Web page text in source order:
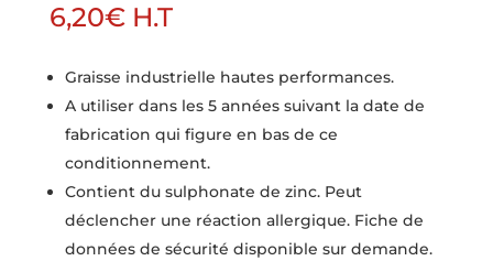
6,20€ H.T
Graisse industrielle hautes performances.
A utiliser dans les 5 années suivant la date de
fabrication qui figure en bas de ce
conditionnement.
Contient du sulphonate de zinc. Peut
déclencher une réaction allergique. Fiche de
données de sécurité disponible sur demande.